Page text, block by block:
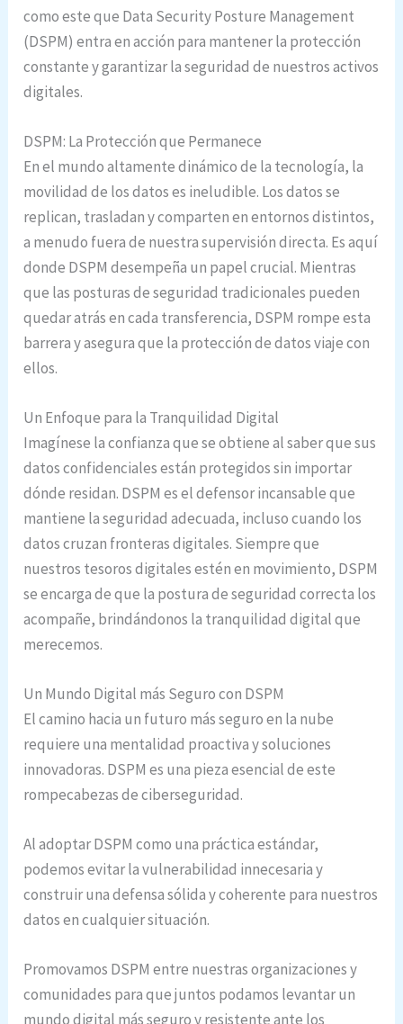
como este que Data Security Posture Management
(DSPM) entra en acción para mantener la protección
constante y garantizar la seguridad de nuestros activos
digitales.
DSPM: La Protección que Permanece
En el mundo altamente dinámico de la tecnología, la
movilidad de los datos es ineludible. Los datos se
replican, trasladan y comparten en entornos distintos,
a menudo fuera de nuestra supervisión directa. Es aquí
donde DSPM desempeña un papel crucial. Mientras
que las posturas de seguridad tradicionales pueden
quedar atrás en cada transferencia, DSPM rompe esta
barrera y asegura que la protección de datos viaje con
ellos.
Un Enfoque para la Tranquilidad Digital
Imagínese la confianza que se obtiene al saber que sus
datos confidenciales están protegidos sin importar
dónde residan. DSPM es el defensor incansable que
mantiene la seguridad adecuada, incluso cuando los
datos cruzan fronteras digitales. Siempre que
nuestros tesoros digitales estén en movimiento, DSPM
se encarga de que la postura de seguridad correcta los
acompañe, brindándonos la tranquilidad digital que
merecemos.
Un Mundo Digital más Seguro con DSPM
El camino hacia un futuro más seguro en la nube
requiere una mentalidad proactiva y soluciones
innovadoras. DSPM es una pieza esencial de este
rompecabezas de ciberseguridad.
Al adoptar DSPM como una práctica estándar,
podemos evitar la vulnerabilidad innecesaria y
construir una defensa sólida y coherente para nuestros
datos en cualquier situación.
Promovamos DSPM entre nuestras organizaciones y
comunidades para que juntos podamos levantar un
mundo digital más seguro y resistente ante los